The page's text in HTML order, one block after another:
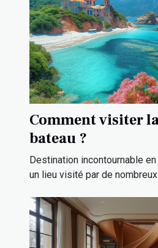
Comment visiter
bateau ?
Destination incontournable
un lieu visité par de